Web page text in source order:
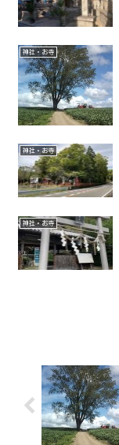
神社・お寺
神社・お寺
神社・お寺